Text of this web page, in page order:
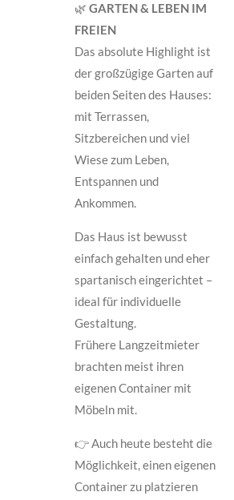
🌿 GARTEN & LEBEN IM
FREIEN
Das absolute Highlight ist
der großzügige Garten auf
beiden Seiten des Hauses:
mit Terrassen,
Sitzbereichen und viel
Wiese zum Leben,
Entspannen und
Ankommen.
Das Haus ist bewusst
einfach gehalten und eher
spartanisch eingerichtet –
ideal für individuelle
Gestaltung.
Frühere Langzeitmieter
brachten meist ihren
eigenen Container mit
Möbeln mit.
👉 Auch heute besteht die
Möglichkeit, einen eigenen
Container zu platzieren